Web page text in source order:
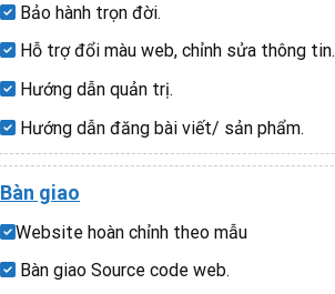
Bảo hành trọn đời.
Hỗ trợ đổi màu web, chỉnh sửa thông tin.
Hướng dẫn quản trị.
Hướng dẫn đăng bài viết/ sản phẩm.
Bàn giao
Website hoàn chỉnh theo mẫu
Bàn giao Source code web.